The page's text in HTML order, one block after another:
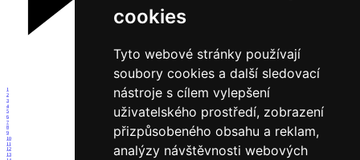
cookies
Tyto webové stránky používají
soubory cookies a další sledovací
nástroje s cílem vylepšení
uživatelského prostředí, zobrazení
přizpůsobeného obsahu a reklam,
analýzy návštěvnosti webových
1
2
3
4
5
6
7
8
9
10
11
12
13